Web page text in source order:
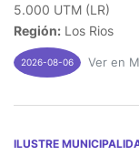
5.000 UTM (LR)
Región: Los Rios
2026-08-06 Ver en
ILUSTRE